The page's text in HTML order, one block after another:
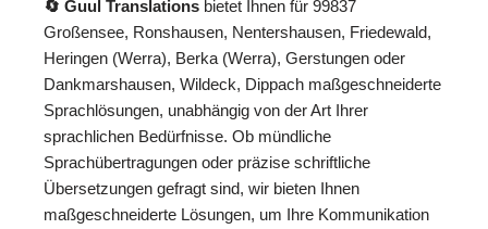
🔄 Guul Translations bietet Ihnen für 99837
Großensee, Ronshausen, Nentershausen, Friedewald,
Heringen (Werra), Berka (Werra), Gerstungen oder
Dankmarshausen, Wildeck, Dippach maßgeschneiderte
Sprachlösungen, unabhängig von der Art Ihrer
sprachlichen Bedürfnisse. Ob mündliche
Sprachübertragungen oder präzise schriftliche
Übersetzungen gefragt sind, wir bieten Ihnen
maßgeschneiderte Lösungen, um Ihre Kommunikation